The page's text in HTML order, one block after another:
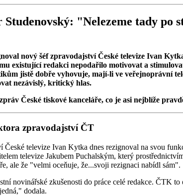
"Nelezeme tady po
nový šéf zpravodajství České televize Ivan
existující redakci nepodařilo motivovat a
jistě dobře vyhovuje, mají-li ve veřejnoprávní
nezávislý, kritický hlas.
České tiskové kanceláře, co je asi nejblíže
zpravodajství ČT
televize Ivan Kytka dnes rezignoval na svou
televize Jakubem Puchalským, který
ale že "velmi oceňuje, že...svoji rezignaci nabídl sám".
novinářské zkušenosti do práce celé redakce. ČTK
dodala.